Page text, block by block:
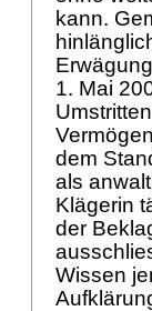
kann.
1. Mai
dem
als
Klägerin
der
Wissen